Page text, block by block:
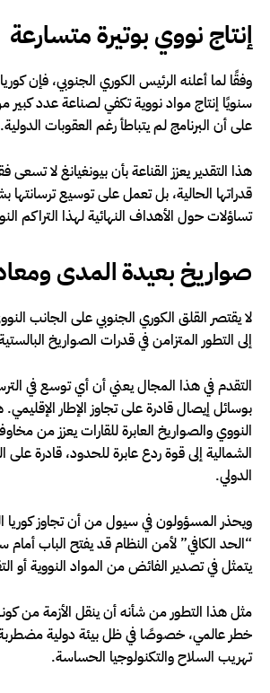
إنتاج نووي بوتيرة متسارعة
وفقًا لما أعلنه الرئيس الكوري الجنوبي، فإن
سنويًا إنتاج مواد نووية تكفي لصناعة عدد كبير
على أن البرنامج لم يتباطأ رغم العقوبات الدولية.
هذا التقدير يعزز القناعة بأن بيونغيانغ لا
قدراتها الحالية، بل تعمل على توسيع
تساؤلات حول الأهداف النهائية لهذا التراكم
صواريخ بعيدة المدى
لا يقتصر القلق الكوري الجنوبي على الجانب
إلى التطور المتزامن في قدرات الصواريخ
التقدم في هذا المجال يعني أن أي توسع في
بوسائل إيصال قادرة على تجاوز الإطار
النووي والصواريخ العابرة للقارات يعزز من
الشمالية إلى قوة ردع عابرة للحدود، قادرة على
الدولي.
ويحذر المسؤولون في سيول من أن تجاوز كوريا
“الحد الكافي” لأمن النظام قد يفتح الباب أمام
يتمثل في تصدير الفائض من المواد النووية أو
مثل هذا التطور من شأنه أن ينقل الأزمة من
خطر عالمي، خصوصًا في ظل بيئة دولية
تهريب السلاح والتكنولوجيا الحساسة.